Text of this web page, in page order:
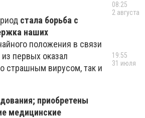
стала борьба с
наших
положения в связи
первых оказал
страшным вирусом, так и
приобретены
медицинские
08:25
2 августа
19:55
31 июля